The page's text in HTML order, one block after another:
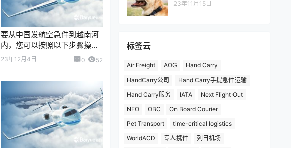
要从中国发航空急件到越南河
内，您可以按照以下步骤操
作： 1.选择快递公司 确定一家
提供国际空运服务的快递公
23年12月4日 0 52
23年11月15日
标签云
Air Freight AOG
Hand Carry
HandCarry公司
Hand Carry手提急件运输
Hand Carry服务
IATA
Next Flight Out
NFO
OBC
On Board Courier
Pet Transport
time-critical logistics
WorldACD
专人携件
列日机场